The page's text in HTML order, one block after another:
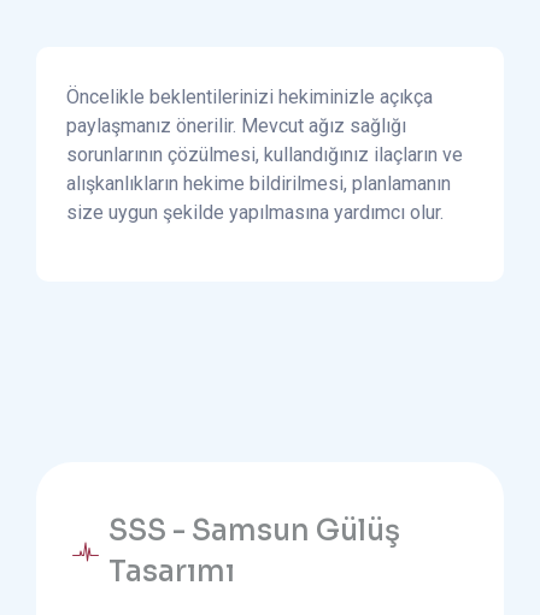
Öncelikle beklentilerinizi hekiminizle açıkça
paylaşmanız önerilir. Mevcut ağız sağlığı
sorunlarının çözülmesi, kullandığınız ilaçların ve
alışkanlıkların hekime bildirilmesi, planlamanın
size uygun şekilde yapılmasına yardımcı olur.
SSS - Samsun Gülüş
Tasarımı